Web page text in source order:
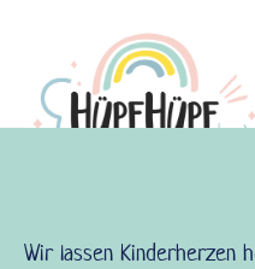
Wir lassen Kinderherzen